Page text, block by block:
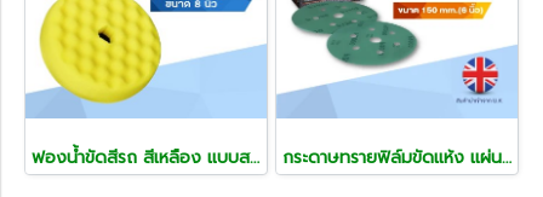
ฟองน้ำขัดสีรถ สีเหลือง แบบสองหน้า ขนาด 8 นิ้ว กระดาษทรายฟิล์มขัดแห้ง แผ่นขัด ROAR ขนาด 150 mm.(6 นิ้ว) ยกกล่อง 50 แผ่น